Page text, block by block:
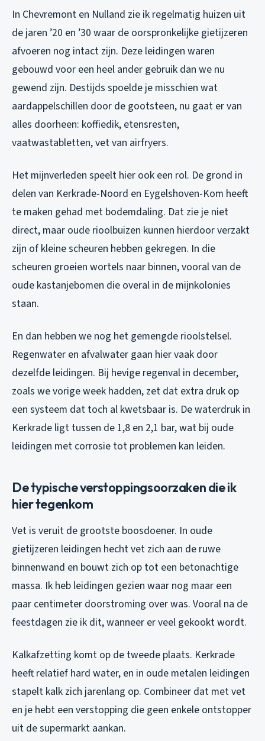
In Chevremont en Nulland zie ik regelmatig huizen uit
de jaren ’20 en ’30 waar de oorspronkelijke gietijzeren
afvoeren nog intact zijn. Deze leidingen waren
gebouwd voor een heel ander gebruik dan we nu
gewend zijn. Destijds spoelde je misschien wat
aardappelschillen door de gootsteen, nu gaat er van
alles doorheen: koffiedik, etensresten,
vaatwastabletten, vet van airfryers.
Het mijnverleden speelt hier ook een rol. De grond in
delen van Kerkrade-Noord en Eygelshoven-Kom heeft
te maken gehad met bodemdaling. Dat zie je niet
direct, maar oude rioolbuizen kunnen hierdoor verzakt
zijn of kleine scheuren hebben gekregen. In die
scheuren groeien wortels naar binnen, vooral van de
oude kastanjebomen die overal in de mijnkolonies
staan.
En dan hebben we nog het gemengde rioolstelsel.
Regenwater en afvalwater gaan hier vaak door
dezelfde leidingen. Bij hevige regenval in december,
zoals we vorige week hadden, zet dat extra druk op
een systeem dat toch al kwetsbaar is. De waterdruk in
Kerkrade ligt tussen de 1,8 en 2,1 bar, wat bij oude
leidingen met corrosie tot problemen kan leiden.
De typische verstoppingsoorzaken die ik
hier tegenkom
Vet is veruit de grootste boosdoener. In oude
gietijzeren leidingen hecht vet zich aan de ruwe
binnenwand en bouwt zich op tot een betonachtige
massa. Ik heb leidingen gezien waar nog maar een
paar centimeter doorstroming over was. Vooral na de
feestdagen zie ik dit, wanneer er veel gekookt wordt.
Kalkafzetting komt op de tweede plaats. Kerkrade
heeft relatief hard water, en in oude metalen leidingen
stapelt kalk zich jarenlang op. Combineer dat met vet
en je hebt een verstopping die geen enkele ontstopper
uit de supermarkt aankan.